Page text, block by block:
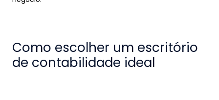
Como escolher um escritório
de contabilidade ideal